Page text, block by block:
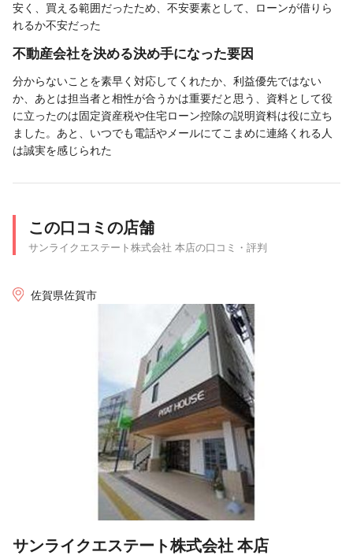
安く、買える範囲だったため、不安要素として、ローンが借りら
れるか不安だった
不動産会社を決める決め手になった要因
分からないことを素早く対応してくれたか、利益優先ではない
か、あとは担当者と相性が合うかは重要だと思う、資料として役
に立ったのは固定資産税や住宅ローン控除の説明資料は役に立ち
ました。あと、いつでも電話やメールにてこまめに連絡くれる人
は誠実を感じられた
この口コミの店舗
サンライクエステート株式会社 本店の口コミ・評判
佐賀県佐賀市
サンライクエステート株式会社 本店